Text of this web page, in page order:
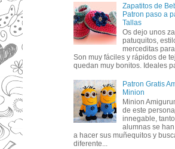
Zapatitos de
Patron paso a
Tallas
Os dejo unos
patuquitos,
merceditas
Son muy fáciles y rápidos de
quedan muy bonitos. Ideales
Patron Gratis
Minion
Minion
de este
innegable,
alumnas se
a hacer sus muñequitos y
diferente...